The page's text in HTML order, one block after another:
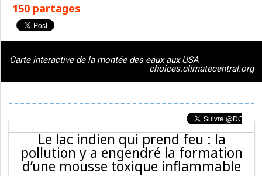
150 partages
Carte interactive de la montée des eaux aux USA
choices.climatecentral.org
Le lac indien qui prend feu : la
pollution y a engendré la formation
d’une mousse toxique inflammable